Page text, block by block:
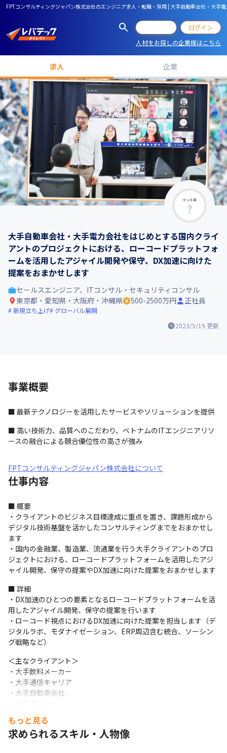
FPTコンサルティングジャパン株式会社のエンジニア求人・転職・採用 | 大手自動車会社・大
ログイン
人材をお探しの企業様はこちら
求人 企業
マッチ率
大手自動車会社・大手電力会社をはじめとする国内クライ
アントのプロジェクトにおける、ローコードプラットフォ
ームを活用したアジャイル開発や保守、DX加速に向けた
提案をおまかせします
2023/5/19 更新
セールスエンジニア、ITコンサル・セキュリティコンサル
東京都・愛知県・大阪府・沖縄県
500-2500万円 正社員
新規立ち上げ グローバル展開
事業概要
■ 最新テクノロジーを活用したサービスやソリューションを提供
■ 高い技術力、品質へのこだわり、ベトナムのITエンジニアリソ
ースの融合による競合優位性の高さが強み
FPTコンサルティングジャパン株式会社について
仕事内容
■ 概要
・クライアントのビジネス目標達成に重点を置き、課題形成から
デジタル技術基盤を活かしたコンサルティングまでをおまかせし
ます
・国内の金融業、製造業、流通業を行う大手クライアントのプロ
ジェクトにおける、ローコードプラットフォームを活用したアジ
ャイル開発、保守の提案やDX加速に向けた提案をおまかせします
■ 詳細
・DX加速のひとつの要素となるローコードプラットフォームを活
用したアジャイル開発、保守の提案を行います
・ローコード視点におけるDX加速に向けた提案を担当します（デ
ジタルラボ、モダナイゼーション、ERP周辺含む統合、ソーシン
グ戦略など）
＜主なクライアント＞
・大手飲料メーカー
・大手通信キャリア
・大手自動車会社
・大手信託銀行
・大手航空会社
もっと見る
求められるスキル・人物像